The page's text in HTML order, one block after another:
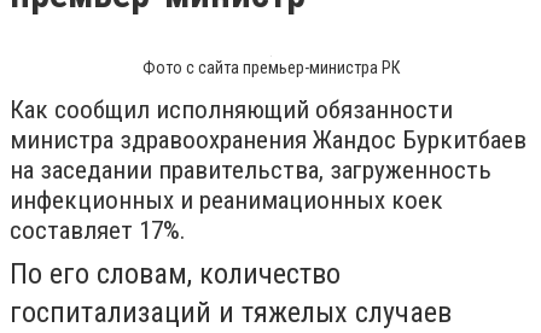
Фото с сайта премьер-министра РК
Как сообщил исполняющий обязанности
министра здравоохранения Жандос Буркитбаев
на заседании правительства, загруженность
инфекционных и реанимационных коек
составляет 17%.
По его словам, количество
госпитализаций и тяжелых случаев